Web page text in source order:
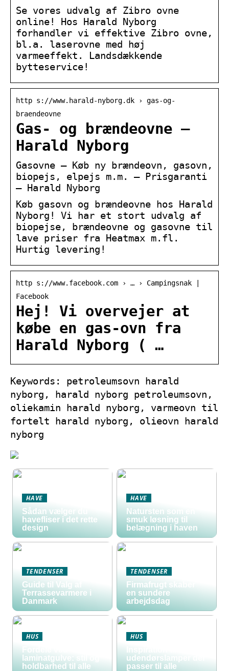
Se vores udvalg af Zibro ovne
online! Hos Harald Nyborg
forhandler vi effektive Zibro ovne,
bl.a. laserovne med høj
varmeeffekt. Landsdækkende
bytteservice!
http s://www.harald-nyborg.dk › gas-og-
braendeovne
Gas- og brændeovne –
Harald Nyborg
Gasovne – Køb ny brændeovn, gasovn,
biopejs, elpejs m.m. – Prisgaranti
– Harald Nyborg
Køb gasovn og brændeovne hos Harald
Nyborg! Vi har et stort udvalg af
biopejse, brændeovne og gasovne til
lave priser fra Heatmax m.fl.
Hurtig levering!
http s://www.facebook.com › … › Campingsnak |
Facebook
Hej! Vi overvejer at
købe en gas-ovn fra
Harald Nyborg ( …
Keywords: petroleumsovn harald
nyborg, harald nyborg petroleumsovn,
oliekamin harald nyborg, varmeovn til
fortelt harald nyborg, olieovn harald
nyborg
HAVE
Sådan vælger du
havefliser i det rette
design
HAVE
Natursten som en
smuk løsning til
belægning i haven
TENDENSER
Guide til Valg af
Terrassevarmere i
Danmark
TENDENSER
Firmafrugt skaber
en sundere
arbejdsdag
HUS
Fordele ved
laminatgulve: stil og
holdbarhed til alle
HUS
Inspiration til
udendørslamper der
passer til alle